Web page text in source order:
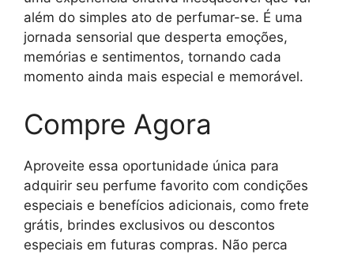
além do simples ato de perfumar-se. É uma
jornada sensorial que desperta emoções,
memórias e sentimentos, tornando cada
momento ainda mais especial e memorável.
Compre Agora
Aproveite essa oportunidade única para
adquirir seu perfume favorito com condições
especiais e benefícios adicionais, como frete
grátis, brindes exclusivos ou descontos
especiais em futuras compras. Não perca